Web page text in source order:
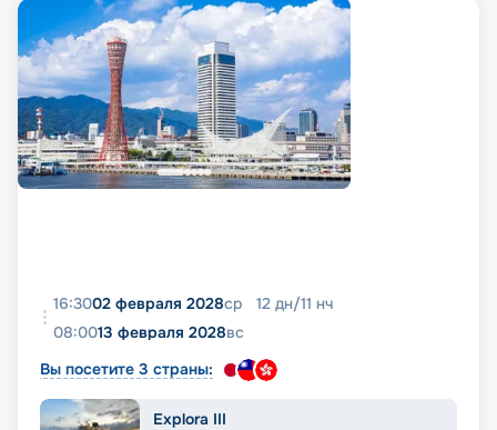
16:3002 февраля 2028ср 12 дн/11 нч
08:0013 февраля 2028вс
Вы посетите 3 страны:
Explora III